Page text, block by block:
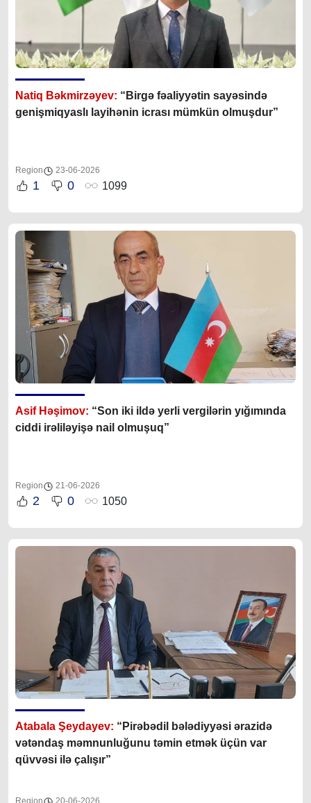
Natiq Bəkmirzəyev: “Birgə fəaliyyətin sayəsində
genişmiqyaslı layihənin icrası mümkün olmuşdur”
Region 23-06-2026
1 0 1099
Asif Həşimov: “Son iki ildə yerli vergilərin yığımında
ciddi irəliləyişə nail olmuşuq”
Region 21-06-2026
2 0 1050
Atabala Şeydayev: “Pirəbədil bələdiyyəsi ərazidə
vətəndaş məmnunluğunu təmin etmək üçün var
qüvvəsi ilə çalışır”